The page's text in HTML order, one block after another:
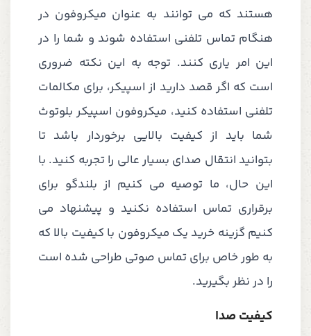
هستند که می توانند به عنوان میکروفون در
هنگام تماس تلفنی استفاده شوند و شما را در
این امر یاری کنند. توجه به این نکته ضروری
است که اگر قصد دارید از اسپیکر، برای مکالمات
تلفنی استفاده کنید، میکروفون اسپیکر بلوتوث
شما باید از کیفیت بالایی برخوردار باشد تا
بتوانید انتقال صدای بسیار عالی را تجربه کنید. با
این حال، ما توصیه می کنیم از بلندگو برای
برقراری تماس استفاده نکنید و پیشنهاد می
کنیم گزینه خرید یک میکروفون با کیفیت بالا که
به طور خاص برای تماس صوتی طراحی شده است
را در نظر بگیرید.
کیفیت صدا